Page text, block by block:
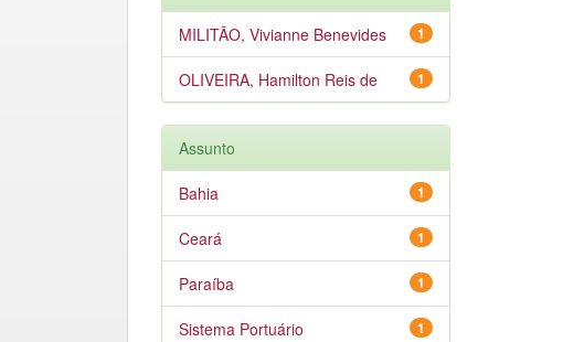
1
MILITÃO, Vivianne Benevides
1
OLIVEIRA, Hamilton Reis de
Assunto
1
Bahia
1
Ceará
1
Paraíba
1
Sistema Portuário